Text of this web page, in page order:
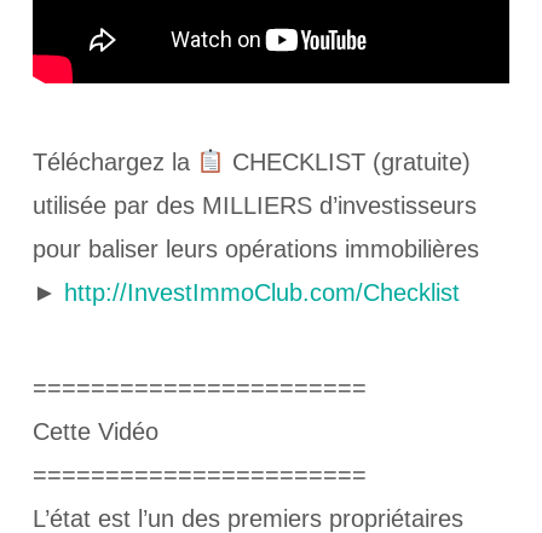
Téléchargez la
CHECKLIST (gratuite)
utilisée par des MILLIERS d’investisseurs
pour baliser leurs opérations immobilières
► http://InvestImmoClub.com/Checklist
=======================
Cette Vidéo
=======================
L’état est l’un des premiers propriétaires